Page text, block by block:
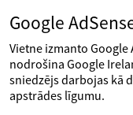
Google
Vietne izmanto
nodrošina Google
sniedzējs darbojas kā
apstrādes līgumu.